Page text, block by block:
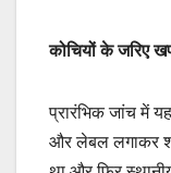
कोचियों के जरिए
प्रारंभिक जांच में
और लेबल लगाकर